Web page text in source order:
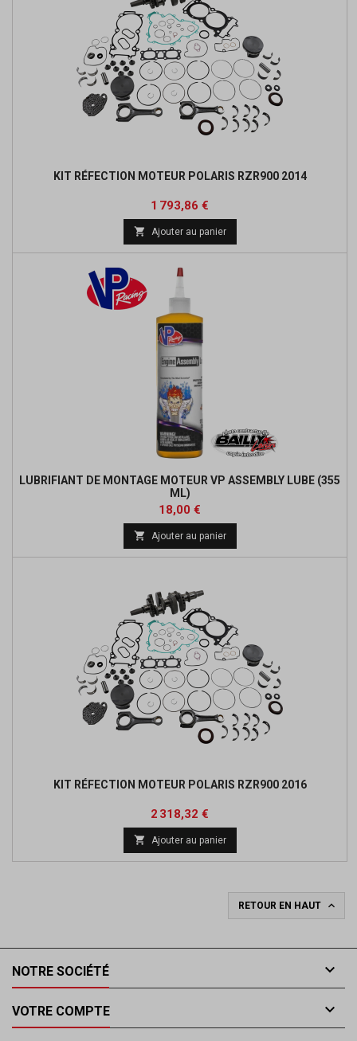
KIT RÉFECTION MOTEUR POLARIS RZR900 2014
Prix
1 793,86 €
de
base
 Ajouter au panier
LUBRIFIANT DE MONTAGE MOTEUR VP ASSEMBLY LUBE (355
ML)
Prix
18,00 €
 Ajouter au panier
KIT RÉFECTION MOTEUR POLARIS RZR900 2016
Prix
2 318,32 €
 Ajouter au panier
RETOUR EN HAUT 
NOTRE SOCIÉTÉ 
VOTRE COMPTE 